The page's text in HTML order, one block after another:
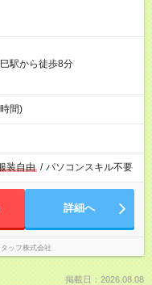
駅から徒歩8分
間)
装自由 / パソコンスキル不要
詳細へ
ッフ株式会社
掲載日：2026.08.08